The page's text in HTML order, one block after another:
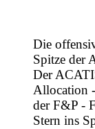
Die
Spitze der
Der
Allocation
der F&P -
Stern ins